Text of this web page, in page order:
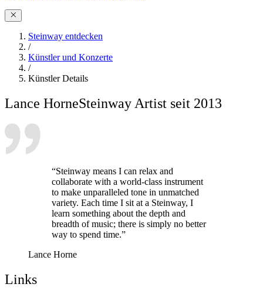
Steinway entdecken
/
Künstler und Konzerte
/
Künstler Details
Lance HorneSteinway Artist seit 2013
“Steinway means I can relax and
collaborate with a world-class instrument
to make unparalleled tone in unmatched
variety. Each time I sit at a Steinway, I
learn something about the depth and
breadth of music; there is simply no better
way to spend time.”
Lance Horne
Links